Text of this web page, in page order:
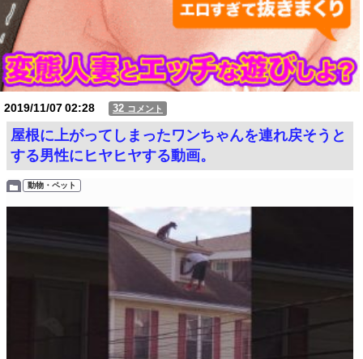
2019/11/0702:28 32 コメント
屋根に上がってしまったワンちゃんを連れ戻そうと
する男性にヒヤヒヤする動画。
動物・ペット